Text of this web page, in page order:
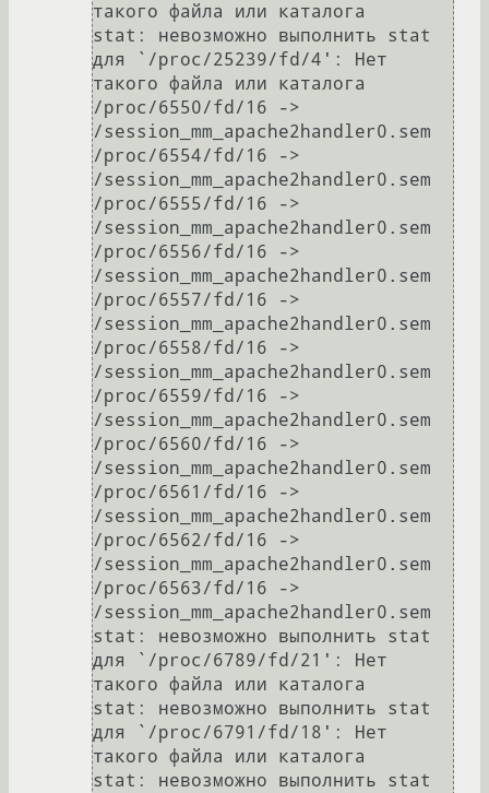
такого файла или каталога
stat: невозможно выполнить stat
для `/proc/25239/fd/4': Нет
такого файла или каталога
/proc/6550/fd/16 ->
/session_mm_apache2handler0.sem
/proc/6554/fd/16 ->
/session_mm_apache2handler0.sem
/proc/6555/fd/16 ->
/session_mm_apache2handler0.sem
/proc/6556/fd/16 ->
/session_mm_apache2handler0.sem
/proc/6557/fd/16 ->
/session_mm_apache2handler0.sem
/proc/6558/fd/16 ->
/session_mm_apache2handler0.sem
/proc/6559/fd/16 ->
/session_mm_apache2handler0.sem
/proc/6560/fd/16 ->
/session_mm_apache2handler0.sem
/proc/6561/fd/16 ->
/session_mm_apache2handler0.sem
/proc/6562/fd/16 ->
/session_mm_apache2handler0.sem
/proc/6563/fd/16 ->
/session_mm_apache2handler0.sem
stat: невозможно выполнить stat
для `/proc/6789/fd/21': Нет
такого файла или каталога
stat: невозможно выполнить stat
для `/proc/6791/fd/18': Нет
такого файла или каталога
stat: невозможно выполнить stat